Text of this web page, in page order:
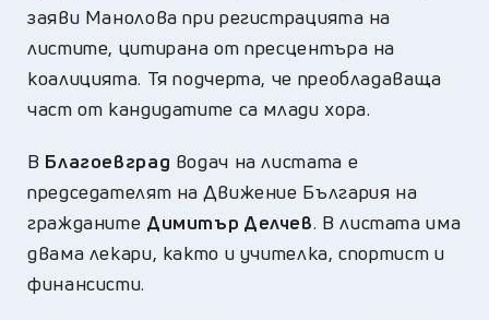
заяви Манолова при регистрацията на
листите, цитирана от пресцентъра на
коалицията. Тя подчерта, че преобладаваща
част от кандидатите са млади хора.
В Благоевград водач на листата е
председателят на Движение България на
гражданите Димитър Делчев. В листата има
двама лекари, както и учителка, спортист и
финансисти.